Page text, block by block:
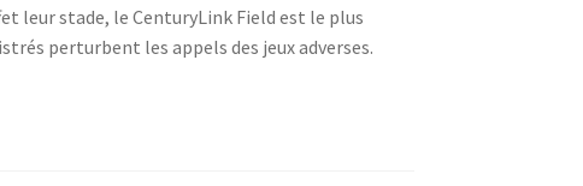
leur stade, le CenturyLink Field est le plus
perturbent les appels des jeux adverses.